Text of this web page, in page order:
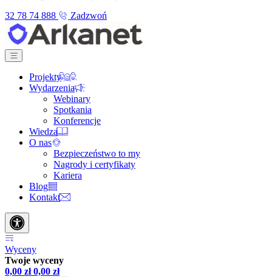
32 78 74 888
Zadzwoń
Projekty
Wydarzenia
Webinary
Spotkania
Konferencje
Wiedza
O nas
Bezpieczeństwo to my
Nagrody i certyfikaty
Kariera
Blog
Kontakt
Wyceny
Twoje wyceny
0,00 zł 0,00 zł